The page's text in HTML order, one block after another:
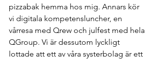
pizzabak hemma hos mig. Annars kör
vi digitala kompetensluncher, en
vårresa med Qrew och julfest med hela
QGroup. Vi är dessutom lyckligt
lottade att ett av våra systerbolag är ett